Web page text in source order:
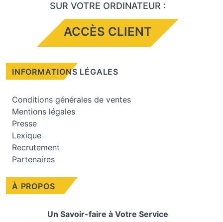
À PROPOS
Un Savoir-faire à Votre Service
SUR VOTRE ORDINATEUR :
ACCÈS CLIENT
INFORMATIONS LÉGALES
Conditions générales de ventes
Mentions légales
Presse
Lexique
Recrutement
Partenaires